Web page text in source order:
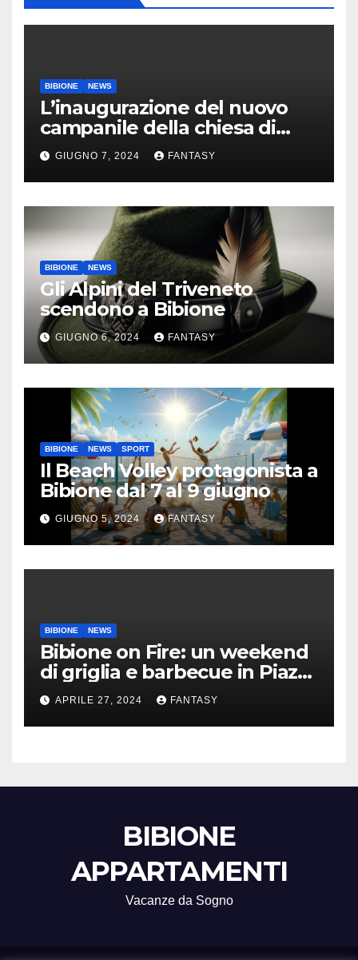
BIBIONE NEWS
L’inaugurazione del nuovo
campanile della chiesa di
Santa Maria Assunta di
Bibione
GIUGNO 7, 2024 FANTASY
BIBIONE NEWS
Gli Alpini del Triveneto
scendono a Bibione
GIUGNO 6, 2024 FANTASY
BIBIONE NEWS SPORT
Il Beach Volley protagonista a
Bibione dal 7 al 9 giugno
GIUGNO 5, 2024 FANTASY
BIBIONE NEWS
Bibione on Fire: un weekend
di griglia e barbecue in Piazza
Treviso
APRILE 27, 2024 FANTASY
BIBIONE
APPARTAMENTI
Vacanze da Sogno